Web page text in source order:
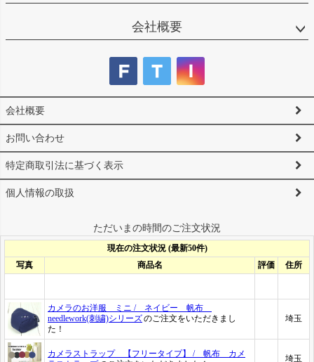
会社概要
会社概要
お問い合わせ
特定商取引法に基づく表示
個人情報の取扱
ただいまの時間のご注文状況